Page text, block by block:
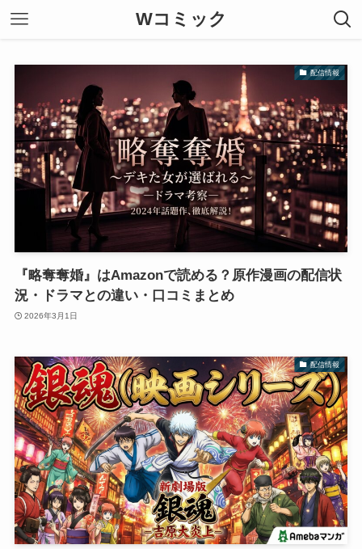
Wコミック
配信情報
『略奪奪婚』はAmazonで読める？原作漫画の配信状
況・ドラマとの違い・口コミまとめ
2026年3月1日
配信情報